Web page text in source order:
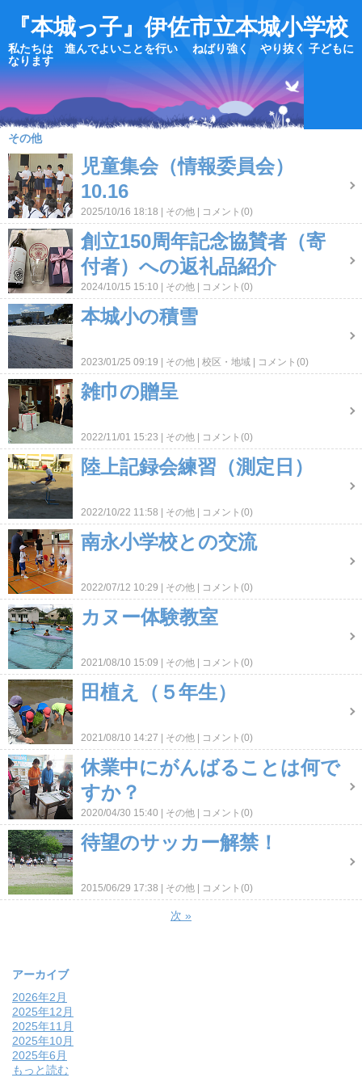
『本城っ子』伊佐市立本城小学校
私たちは 進んでよいことを行い ねばり強く やり抜く 子どもに
なります
その他
児童集会（情報委員会）
10.16
2025/10/16 18:18 その他 コメント(0)
創立150周年記念協賛者（寄
付者）への返礼品紹介
2024/10/15 15:10 その他 コメント(0)
本城小の積雪
2023/01/25 09:19 その他 校区・地域 コメント(0)
雑巾の贈呈
2022/11/01 15:23 その他 コメント(0)
陸上記録会練習（測定日）
2022/10/22 11:58 その他 コメント(0)
南永小学校との交流
2022/07/12 10:29 その他 コメント(0)
カヌー体験教室
2021/08/10 15:09 その他 コメント(0)
田植え（５年生）
2021/08/10 14:27 その他 コメント(0)
休業中にがんばることは何で
すか？
2020/04/30 15:40 その他 コメント(0)
待望のサッカー解禁！
2015/06/29 17:38 その他 コメント(0)
次 »
アーカイブ
2026年2月
2025年12月
2025年11月
2025年10月
2025年6月
もっと読む